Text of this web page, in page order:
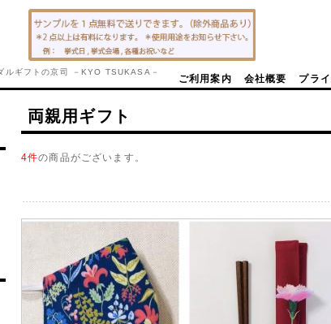
ルギフトの京司 －KYO TSUKASA－
ご利用案内 会社概要 プラ
両親用ギフト
4件の商品がございます。